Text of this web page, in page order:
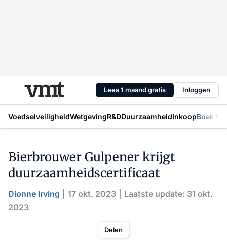
Lees 1 maand gratis Inloggen
VoedselveiligheidWetgevingR&DDuurzaamheidInkoopBoek
Bierbrouwer Gulpener krijgt
duurzaamheidscertificaat
Dionne Irving 17 okt. 2023
Laatste update: 31 okt.
2023
Delen